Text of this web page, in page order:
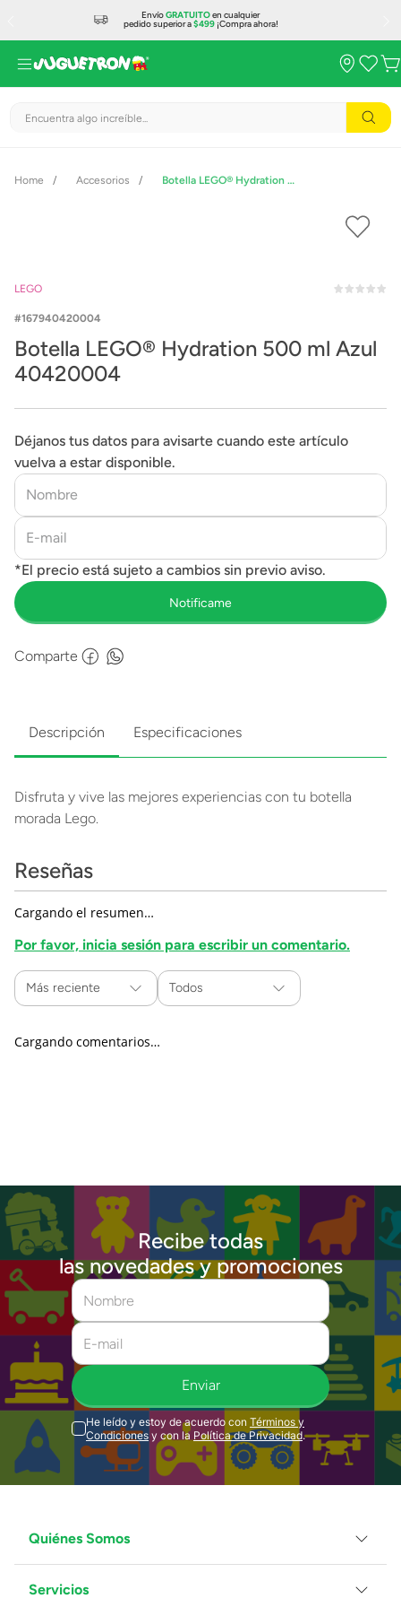
EnvíoGRATUITOen cualquier
pedido superior a$499¡Compra ahora!
Encuentra algo increíble...
Accesorios Botella LEGO® Hydration 500 ml Azul 40420004
LEGO
167940420004
Botella LEGO® Hydration 500 ml Azul
40420004
Déjanos tus datos para avisarte cuando este artículo
vuelva a estar disponible.
Comparte
Descripción Especificaciones
Disfruta y vive las mejores experiencias con tu botella
morada Lego.
Reseñas
Cargando el resumen…
Por favor, inicia sesión para escribir un comentario.
Más reciente Todos
Cargando comentarios…
Recibe todas
las novedades y promociones
Enviar
He leído y estoy de acuerdo con Términos y
Condiciones y con la Política de Privacidad.
Quiénes Somos
Grupo Juguetron
Servicios